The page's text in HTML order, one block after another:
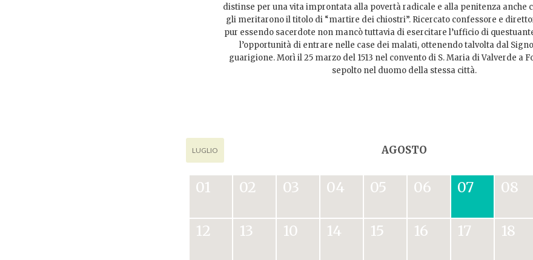
distinse per una vita improntata alla povertà radicale e alla penitenza anche
gli meritarono il titolo di “martire dei chiostri”. Ricercato confessore e
pur essendo sacerdote non mancò tuttavia di esercitare l’ufficio di
l’opportunità di entrare nelle case dei malati, ottenendo talvolta dal
guarigione. Morì il 25 marzo del 1513 nel convento di S. Maria di Valverde a
sepolto nel duomo della stessa città.
AGOSTO
LUGLIO
01 02 03 04 05 06 07 08
12 13 10 14 15 16 17 18